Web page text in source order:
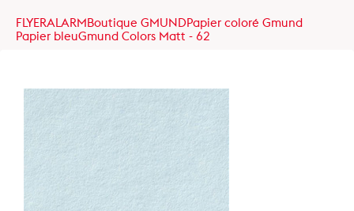
FLYERALARMBoutique GMUNDPapier coloré Gmund
Papier bleuGmund Colors Matt - 62